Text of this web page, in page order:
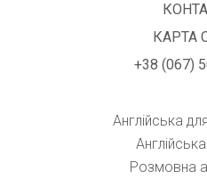
КАРТА
+38 (067)
Англійська
Розмовна